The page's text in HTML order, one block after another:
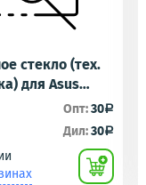
стекло (тех.
для Asus
Go (ZC500TG)
Опт:30a
Дил:30a